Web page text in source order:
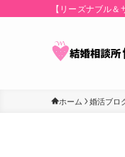
【リーズナブル
ホーム 婚活ブロ